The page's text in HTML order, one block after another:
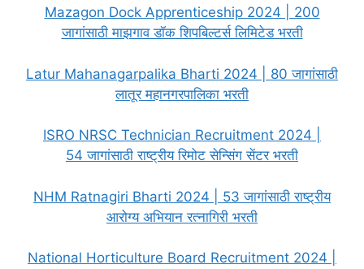
Mazagon Dock Apprenticeship 2024 | 200
जागांसाठी माझगाव डॉक शिपबिल्टर्स लिमिटेड भरती
Latur Mahanagarpalika Bharti 2024 | 80 जागांसाठी
लातूर महानगरपालिका भरती
ISRO NRSC Technician Recruitment 2024 |
54 जागांसाठी राष्ट्रीय रिमोट सेन्सिंग सेंटर भरती
NHM Ratnagiri Bharti 2024 | 53 जागांसाठी राष्ट्रीय
आरोग्य अभियान रत्नागिरी भरती
National Horticulture Board Recruitment 2024 |